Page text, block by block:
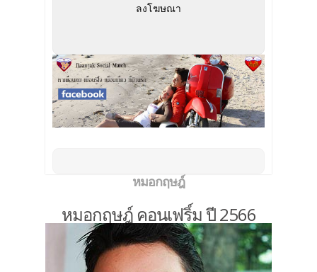
ลงโฆษณา
หมอกฤษฎ์
หมอกฤษฎ์ คอนเฟริ์ม ปี 2566